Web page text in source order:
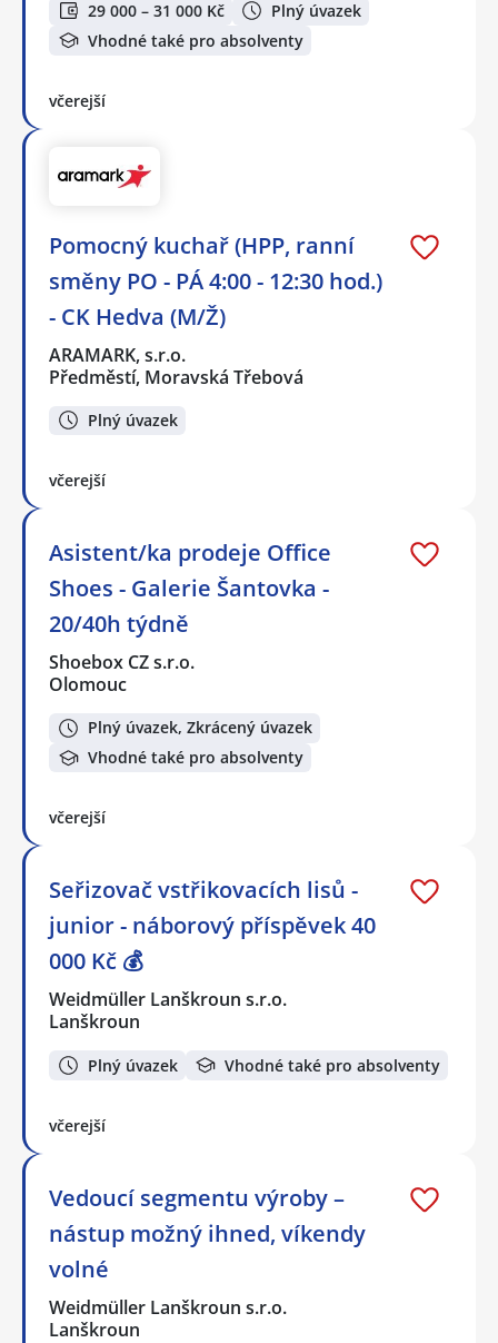
29 000 – 31 000 Kč
Plný úvazek
Vhodné také pro absolventy
včerejší
Pomocný kuchař (HPP, ranní
směny PO - PÁ 4:00 - 12:30 hod.)
- CK Hedva (M/Ž)
ARAMARK, s.r.o.
Předměstí, Moravská Třebová
Plný úvazek
včerejší
Asistent/ka prodeje Office
Shoes - Galerie Šantovka -
20/40h týdně
Shoebox CZ s.r.o.
Olomouc
Plný úvazek, Zkrácený úvazek
Vhodné také pro absolventy
včerejší
Seřizovač vstřikovacích lisů -
junior - náborový příspěvek 40
000 Kč 💰
Weidmüller Lanškroun s.r.o.
Lanškroun
Plný úvazek Vhodné také pro absolventy
včerejší
Vedoucí segmentu výroby –
nástup možný ihned, víkendy
volné
Weidmüller Lanškroun s.r.o.
Lanškroun